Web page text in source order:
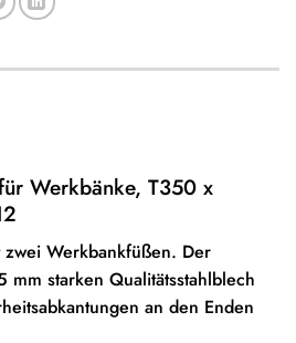
Werkbänke, T350 x
Werkbankfüßen. Der
mm starken Qualitätsstahlblech
an den Enden